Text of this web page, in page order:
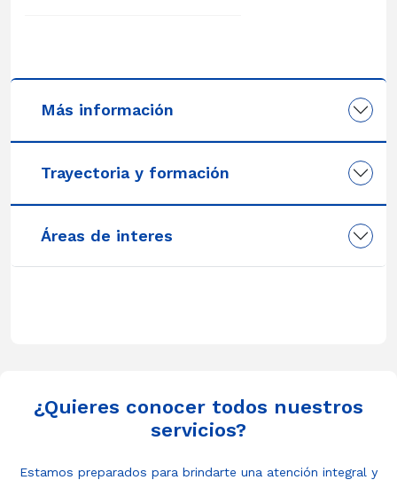
Más información
Trayectoria y formación
Áreas de interes
¿Quieres conocer todos nuestros
servicios?
Estamos preparados para brindarte una atención integral y